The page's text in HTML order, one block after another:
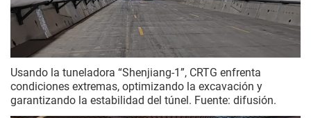
Usando la tuneladora “Shenjiang-1”, CRTG enfrenta
condiciones extremas, optimizando la excavación y
garantizando la estabilidad del túnel. Fuente: difusión.